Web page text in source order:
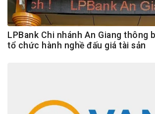
LPBank Chi nhánh An Giang thông
tổ chức hành nghề đấu giá tài sản